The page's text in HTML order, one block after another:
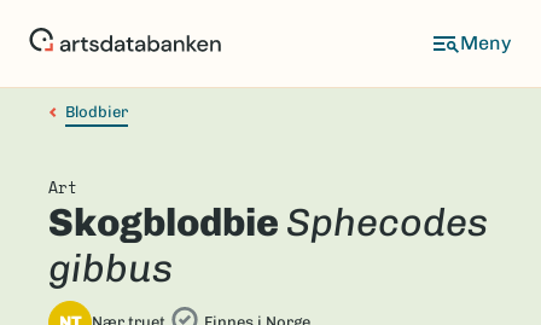
Blodbier
Art
Skogblodbie Sphecodes
gibbus